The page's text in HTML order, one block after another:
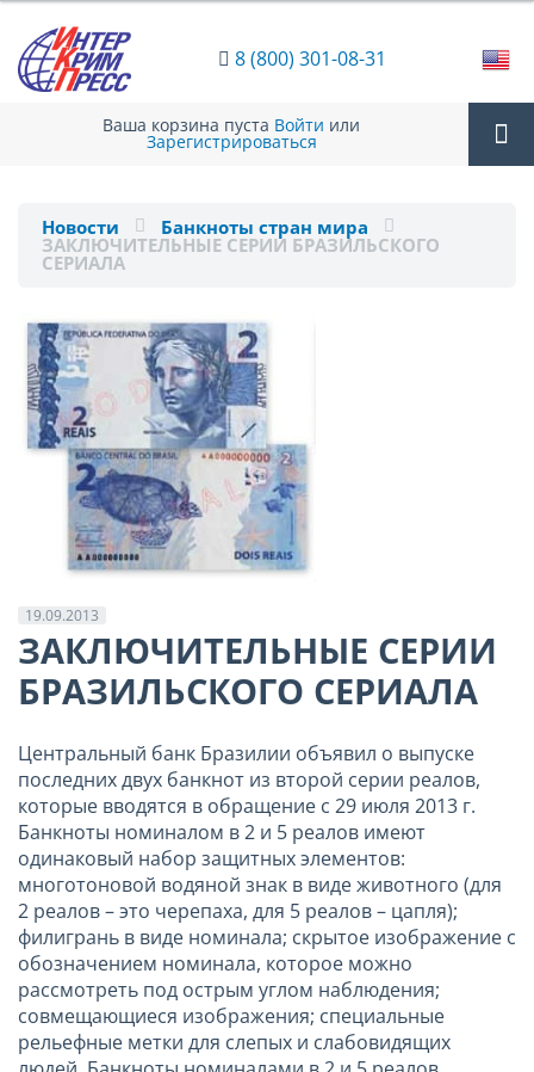
8 (800) 301-08-31
Ваша корзина пуста Войти или
Зарегистрироваться
Новости Банкноты стран мира
ЗАКЛЮЧИТЕЛЬНЫЕ СЕРИИ БРАЗИЛЬСКОГО
СЕРИАЛА
19.09.2013
ЗАКЛЮЧИТЕЛЬНЫЕ СЕРИИ
БРАЗИЛЬСКОГО СЕРИАЛА
Центральный банк Бразилии объявил о выпуске
последних двух банкнот из второй серии реалов,
которые вводятся в обращение с 29 июля 2013 г.
Банкноты номиналом в 2 и 5 реалов имеют
одинаковый набор защитных элементов:
многотоновой водяной знак в виде животного (для
2 реалов – это черепаха, для 5 реалов – цапля);
филигрань в виде номинала; скрытое изображение с
обозначением номинала, которое можно
рассмотреть под острым углом наблюдения;
совмещающиеся изображения; специальные
рельефные метки для слепых и слабовидящих